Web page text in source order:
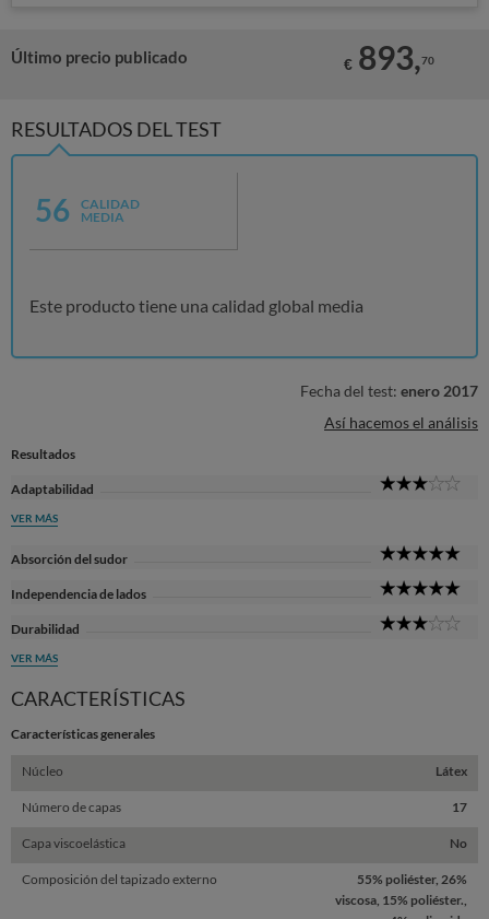
Último precio publicado € 893,70
RESULTADOS DEL TEST
56
CALIDAD
MEDIA
Este producto tiene una calidad global media
Fecha del test: enero 2017
Así hacemos el análisis
Resultados
Adaptabilidad
VER MÁS
Absorción del sudor
Independencia de lados
Durabilidad
VER MÁS
CARACTERÍSTICAS
Características generales
Núcleo Látex
Número de capas 17
Capa viscoelástica No
Composición del tapizado externo
55% poliéster, 26%
viscosa, 15% poliéster.,